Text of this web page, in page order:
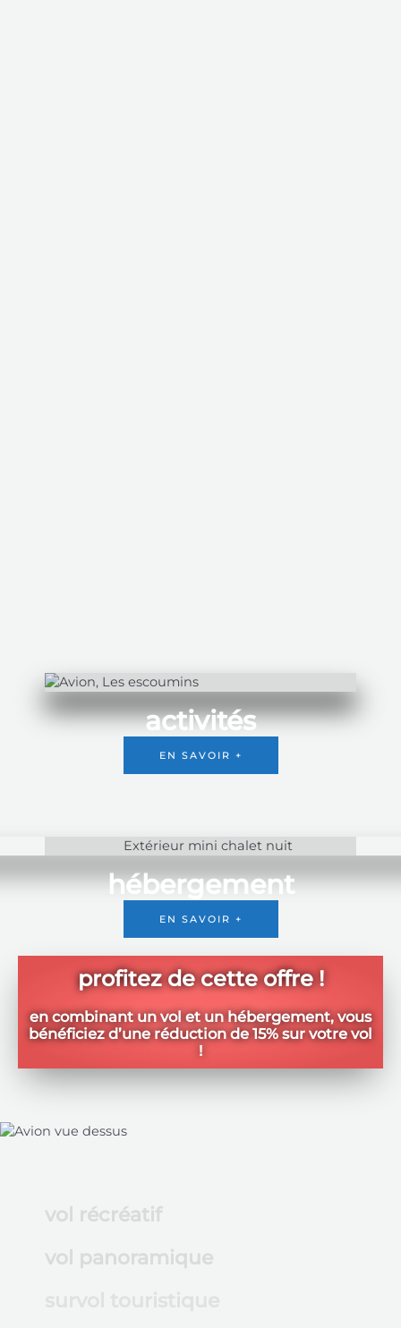
activités
EN SAVOIR +
hébergement
EN SAVOIR +
profitez de cette offre !
en combinant un vol et un hébergement, vous
bénéficiez d’une réduction de 15% sur votre vol
!
vol récréatif
vol panoramique